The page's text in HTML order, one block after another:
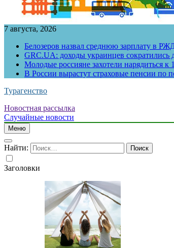
7 августа, 2026
Белозеров назвал среднюю зарплату в
GRC.UA: доходы украинцев сократились
Молодые россияне захотели нарядиться к
В России вырастут страховые пенсии по
Турагенство
Новостная рассылка
Случайные новости
Меню
Найти:
Заголовки